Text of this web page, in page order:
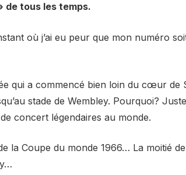
de tous les temps.
où j’ai eu peur que mon numéro
qui a commencé bien loin du cœur de
stade de Wembley. Pourquoi?
concert légendaires au monde.
la Coupe du monde 1966… La moitié